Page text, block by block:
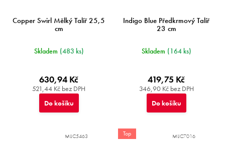
Copper Swirl Mělký Talíř 25,5
cm
Skladem (483 ks)
521,44 Kč bez DPH
630,94 Kč
Do košíku
Indigo Blue Předkrmový Talíř
23 cm
Skladem (164 ks)
346,90 Kč bez DPH
419,75 Kč
Do košíku
MIJC5463 Top MIJC7016